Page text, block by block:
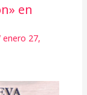
en
enero 27,